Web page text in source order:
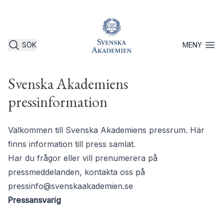
SÖK MENYÖppna
Svenska Akademiens
pressinformation
Välkommen till Svenska Akademiens pressrum. Här
finns information till press samlat.
Har du frågor eller vill prenumerera på
pressmeddelanden, kontakta oss på
pressinfo@svenskaakademien.se
Pressansvarig